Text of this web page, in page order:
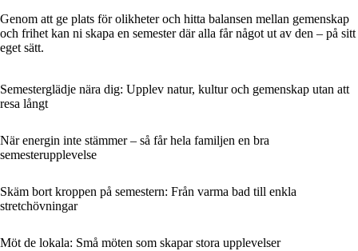
Genom att ge plats för olikheter och hitta balansen mellan gemenskap
och frihet kan ni skapa en semester där alla får något ut av den – på sitt
eget sätt.
Semesterglädje nära dig: Upplev natur, kultur och gemenskap utan att
resa långt
När energin inte stämmer – så får hela familjen en bra
semesterupplevelse
Skäm bort kroppen på semestern: Från varma bad till enkla
stretchövningar
Möt de lokala: Små möten som skapar stora upplevelser